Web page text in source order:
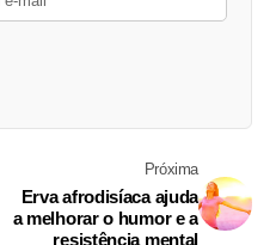
Próxima
Erva afrodisíaca ajuda
a melhorar o humor e a
resistência mental